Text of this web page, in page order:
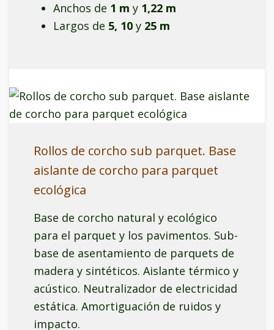
Anchos de 1 m y 1,22 m
Largos de 5, 10 y 25 m
Rollos de corcho sub parquet. Base
aislante de corcho para parquet
ecológica
Base de corcho natural y ecológico
para el parquet y los pavimentos. Sub-
base de asentamiento de parquets de
madera y sintéticos. Aislante térmico y
acústico. Neutralizador de electricidad
estática. Amortiguación de ruidos y
impacto.